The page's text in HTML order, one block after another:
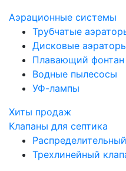
Аэрационные системы
Трубчатые
Дисковые
Плавающий фонтан
Водные пылесосы
УФ-лампы
Хиты продаж
Клапаны для септика
Трехлинейный